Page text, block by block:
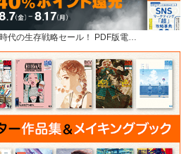
代の生存戦略セール！ PDF版電…